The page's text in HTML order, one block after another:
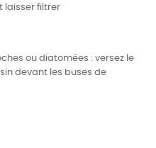
laisser filtrer
ou diatomées : versez le
devant les buses de